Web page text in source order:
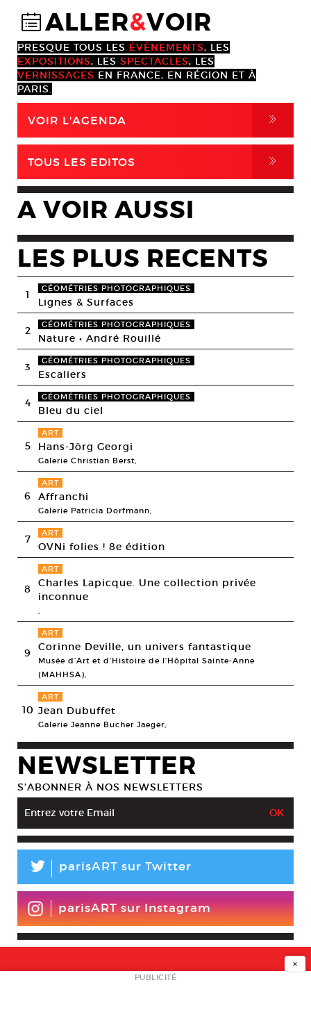
@ALLER&VOIR
PRESQUE TOUS LES ÉVÈNEMENTS, LES
EXPOSITIONS, LES SPECTACLES, LES
VERNISSAGES EN FRANCE, EN RÉGION ET À
PARIS.
VOIR L'AGENDA ,
TOUS LES EDITOS ,
A VOIR AUSSI
LES PLUS RECENTS
1 GÉOMÉTRIES PHOTOGRAPHIQUES
Lignes & Surfaces
2 GÉOMÉTRIES PHOTOGRAPHIQUES
Nature • André Rouillé
3 GÉOMÉTRIES PHOTOGRAPHIQUES
Escaliers
4 GÉOMÉTRIES PHOTOGRAPHIQUES
Bleu du ciel
5
ART
Hans-Jörg Georgi
Galerie Christian Berst,
6
ART
Affranchi
Galerie Patricia Dorfmann,
7 ART
OVNi folies ! 8e édition
8
ART
Charles Lapicque. Une collection privée
inconnue
,
9
ART
Corinne Deville, un univers fantastique
Musée d’Art et d’Histoire de l’Hôpital Sainte-Anne
(MAHHSA),
10
ART
Jean Dubuffet
Galerie Jeanne Bucher Jaeger,
NEWSLETTER
S’ABONNER À NOS NEWSLETTERS
L parisART sur Twitter
parisART sur Instagram
NEWSLETTER
×
PUBLICITÉ